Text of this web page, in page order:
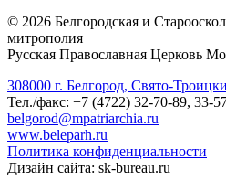
© 2026 Белгородская и
митрополия
Русская Православная Церковь
308000 г. Белгород, Свято-
Тел./факс: +7 (4722) 32-70-89, 33-
belgorod@mpatriarchia.ru
www.beleparh.ru
Политика конфиденциальности
Дизайн сайта: sk-bureau.ru